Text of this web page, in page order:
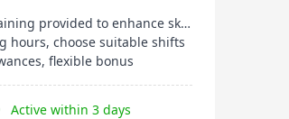
Professional training provided to enhance skills
hours, choose suitable shifts
flexible bonus
Active within 3 days